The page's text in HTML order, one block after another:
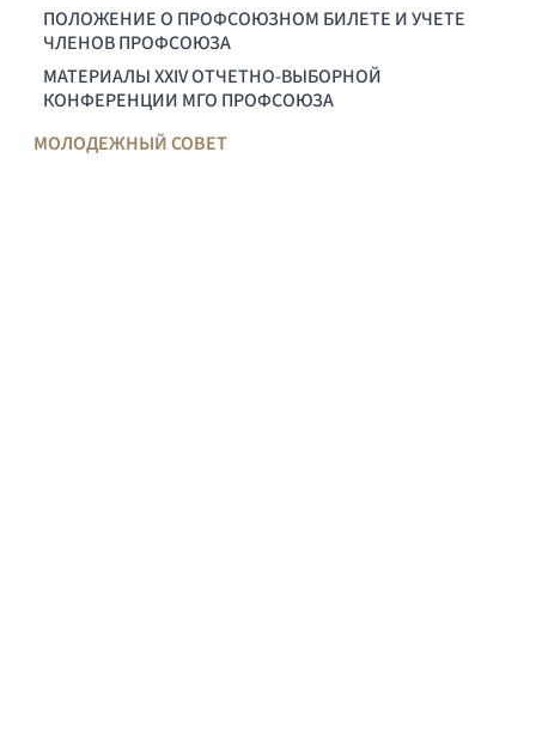
ПОЛОЖЕНИЕ О ПРОФСОЮЗНОМ БИЛЕТЕ И УЧЕТЕ
ЧЛЕНОВ ПРОФСОЮЗА
МАТЕРИАЛЫ XXIV ОТЧЕТНО-ВЫБОРНОЙ
КОНФЕРЕНЦИИ МГО ПРОФСОЮЗА
МОЛОДЕЖНЫЙ СОВЕТ